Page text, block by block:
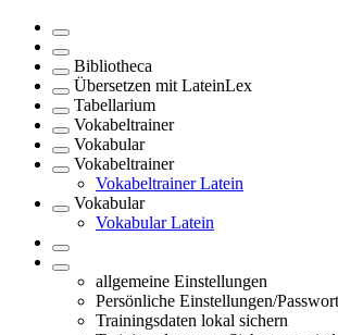
Bibliotheca
Übersetzen mit LateinLex
Tabellarium
Vokabeltrainer
Vokabular
Vokabeltrainer
Vokabeltrainer Latein
Vokabular
Vokabular Latein
allgemeine Einstellungen
Persönliche Einstellungen/
Trainingsdaten lokal sichern